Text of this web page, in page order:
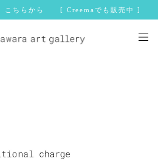
、こちらから [ Creemaでも販売中 ]